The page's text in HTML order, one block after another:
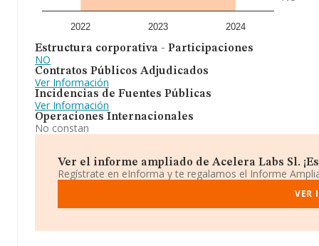
2022 2023 2024
Estructura corporativa - Participaciones
NO
Contratos Públicos Adjudicados
Ver Información
Incidencias de Fuentes Públicas
Ver Información
Operaciones Internacionales
No constan
Ver el informe ampliado de Acelera Labs Sl.
Regístrate en eInforma y te regalamos el Informe
VER